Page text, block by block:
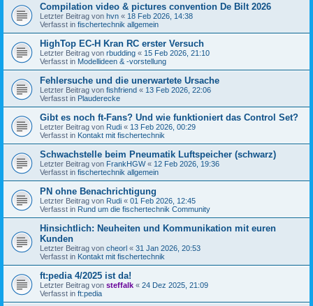
Compilation video & pictures convention De Bilt 2026
Letzter Beitrag von hvn « 18 Feb 2026, 14:38
Verfasst in fischertechnik allgemein
HighTop EC-H Kran RC erster Versuch
Letzter Beitrag von rbudding « 15 Feb 2026, 21:10
Verfasst in Modellideen & -vorstellung
Fehlersuche und die unerwartete Ursache
Letzter Beitrag von fishfriend « 13 Feb 2026, 22:06
Verfasst in Plauderecke
Gibt es noch ft-Fans? Und wie funktioniert das Control Set?
Letzter Beitrag von Rudi « 13 Feb 2026, 00:29
Verfasst in Kontakt mit fischertechnik
Schwachstelle beim Pneumatik Luftspeicher (schwarz)
Letzter Beitrag von FrankHGW« 12 Feb 2026, 19:36
Verfasst in fischertechnik allgemein
PN ohne Benachrichtigung
Letzter Beitrag von Rudi « 01 Feb 2026, 12:45
Verfasst in Rund um die fischertechnik Community
Hinsichtlich: Neuheiten und Kommunikation mit euren
Kunden
Letzter Beitrag von cheorl « 31 Jan 2026, 20:53
Verfasst in Kontakt mit fischertechnik
ft:pedia 4/2025 ist da!
Letzter Beitrag von steffalk « 24 Dez 2025, 21:09
Verfasst in ft:pedia